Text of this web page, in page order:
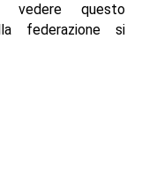
vedere questo
federazione si